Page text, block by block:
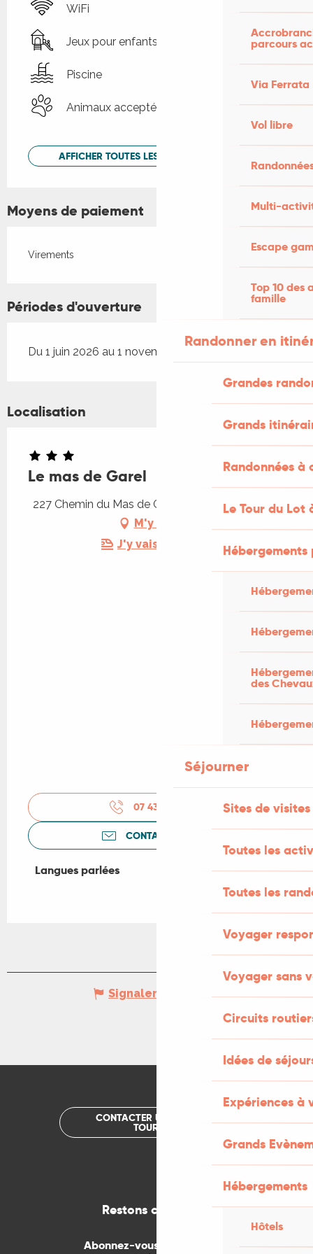
parcours
Via Ferrata
Vol libre
Multi-
Escape
Top 10 des
famille
Randonner en
Grandes
Grands
Randonnées
Le Tour du Lot
des
Séjourner
Sites de visites
Toutes les
Toutes les
Voyager
Voyager sans
Circuits
Idées de
Expériences à
Grands
Hébergements
Hôtels
WiFi
Jeux pour enfants / Espace jeux
Piscine
Animaux acceptés
AFFICHER TOUTES LES PRESTATIONS
Moyens de paiement
Virements
Périodes d'ouverture
Du 1 juin 2026 au 1 novembre 2026
Localisation
Le mas de Garel
227 Chemin du Mas de Garel, 46320 Espédaillac
M'y rendre
J'y vais en train !
07 43 01 42
CONTACTEZ-NOUS
Langues parlées
Langues parlées
Signaler une erreur
CONTACTER UN OFFICE DE
TOURISME
Restons connectés
Abonnez-vous gratuitement